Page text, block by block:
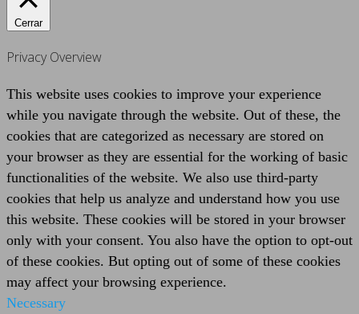
Cerrar
Privacy Overview
This website uses cookies to improve your experience
while you navigate through the website. Out of these, the
cookies that are categorized as necessary are stored on
your browser as they are essential for the working of basic
functionalities of the website. We also use third-party
cookies that help us analyze and understand how you use
this website. These cookies will be stored in your browser
only with your consent. You also have the option to opt-out
of these cookies. But opting out of some of these cookies
may affect your browsing experience.
Necessary